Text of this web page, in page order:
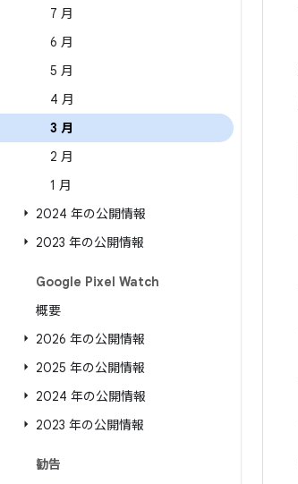
7 月
6 月
5 月
4 月
3 月
2 月
1 月
2024 年の公開情報
2023 年の公開情報
Google Pixel Watch
概要
2026 年の公開情報
2025 年の公開情報
2024 年の公開情報
2023 年の公開情報
勧告